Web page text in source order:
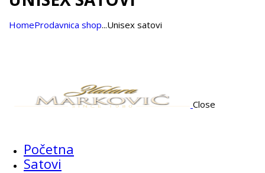
HomeProdavnica shop...Unisex satovi
Close
Početna
Satovi